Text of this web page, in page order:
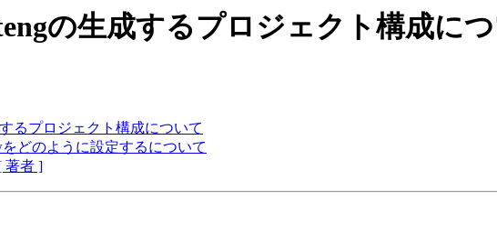
の生成するプロジェクト構成に
するプロジェクト構成について
をどのように設定するについて
著者 ]